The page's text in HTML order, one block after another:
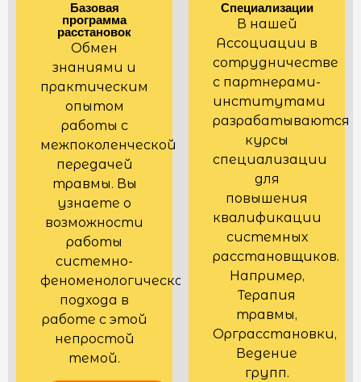
Базовая
программа
расстановок
Обмен
знаниями и
практическим
опытом
работы с
межпоколенческой
передачей
травмы. Вы
узнаете о
возможности
работы
системно-
феноменологического
подхода в
работе с этой
непростой
темой.
Специализации
В нашей
Ассоциации в
сотрудничестве
с партнерами-
институтами
разрабатываются
курсы
специализации
для
повышения
квалификации
системных
расстановщиков.
Например,
Терапия
травмы,
Орграсстановки,
Ведение
групп.